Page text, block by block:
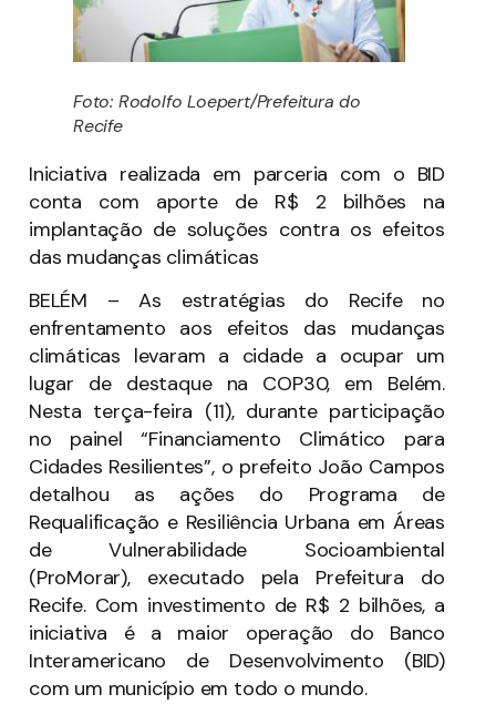
Foto: Rodolfo Loepert/Prefeitura do
Recife
Iniciativa realizada em parceria com o BID
conta com aporte de R$ 2 bilhões na
implantação de soluções contra os efeitos
das mudanças climáticas
BELÉM – As estratégias do Recife no
enfrentamento aos efeitos das mudanças
climáticas levaram a cidade a ocupar um
lugar de destaque na COP30, em Belém.
Nesta terça-feira (11), durante participação
no painel “Financiamento Climático para
Cidades Resilientes”, o prefeito João Campos
detalhou as ações do Programa de
Requalificação e Resiliência Urbana em Áreas
de Vulnerabilidade Socioambiental
(ProMorar), executado pela Prefeitura do
Recife. Com investimento de R$ 2 bilhões, a
iniciativa é a maior operação do Banco
Interamericano de Desenvolvimento (BID)
com um município em todo o mundo.